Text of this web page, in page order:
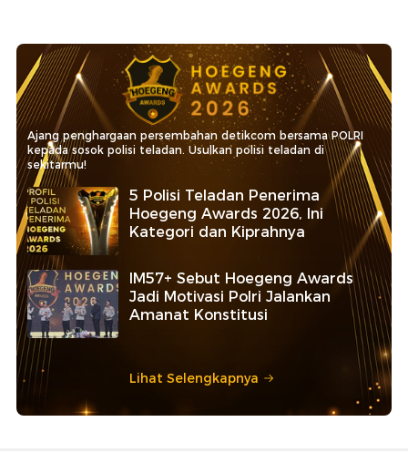
Ajang penghargaan persembahan detikcom bersama POLRI
kepada sosok polisi teladan. Usulkan polisi teladan di
sekitarmu!
5 Polisi Teladan Penerima
Hoegeng Awards 2026, Ini
Kategori dan Kiprahnya
IM57+ Sebut Hoegeng Awards
Jadi Motivasi Polri Jalankan
Amanat Konstitusi
Lihat Selengkapnya